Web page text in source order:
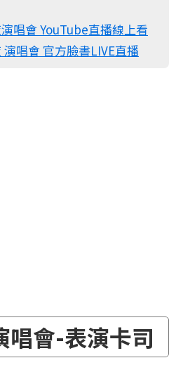
唱會 YouTube直播線上看
唱會 官方臉書LIVE直播
唱會-表演卡司